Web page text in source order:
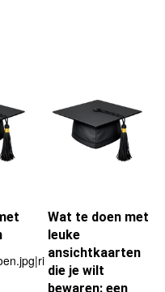
Wat te doen met
leuke
ansichtkaarten
die je wilt
bewaren: een